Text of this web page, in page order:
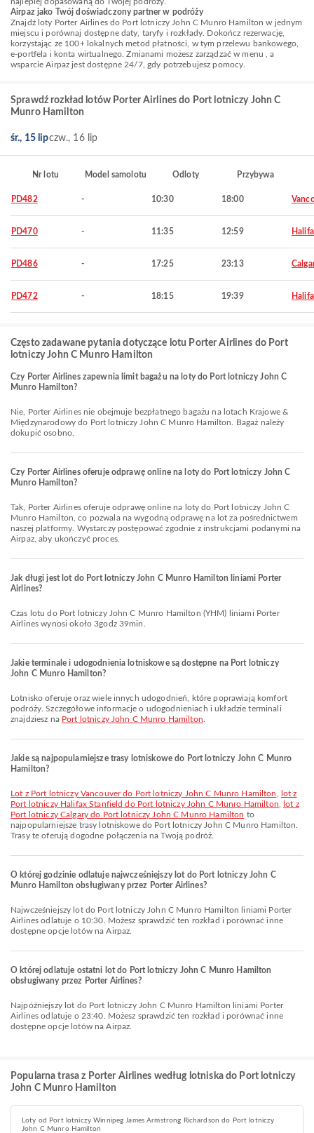
Airpaz jako Twój doświadczony partner w podróży
Znajdź loty Porter Airlines do Port lotniczy John C Munro Hamilton w jednym
miejscu i porównaj dostępne daty, taryfy i rozkłady. Dokończ rezerwację,
korzystając ze 100+ lokalnych metod płatności, w tym przelewu bankowego,
e-portfela i konta wirtualnego. Zmianami możesz zarządzać w menu , a
wsparcie Airpaz jest dostępne 24/7, gdy potrzebujesz pomocy.
Sprawdź rozkład lotów Porter Airlines do Port lotniczy John C
Munro Hamilton
śr., 15 lipczw., 16 lip
Nr lotu Model samolotu Odloty Przybywa
PD482 - 10:30 18:00
PD470 - 11:35 12:59
PD486 - 17:25 23:13
PD472 - 18:15 19:39
Często zadawane pytania dotyczące lotu Porter Airlines do Port
lotniczy John C Munro Hamilton
Czy Porter Airlines zapewnia limit bagażu na loty do Port lotniczy John C
Munro Hamilton?
Nie, Porter Airlines nie obejmuje bezpłatnego bagażu na lotach Krajowe &
Międzynarodowy do Port lotniczy John C Munro Hamilton. Bagaż należy
dokupić osobno.
Czy Porter Airlines oferuje odprawę online na loty do Port lotniczy John C
Munro Hamilton?
Tak, Porter Airlines oferuje odprawę online na loty do Port lotniczy John C
Munro Hamilton, co pozwala na wygodną odprawę na lot za pośrednictwem
naszej platformy. Wystarczy postępować zgodnie z instrukcjami podanymi na
Airpaz, aby ukończyć proces.
Jak długi jest lot do Port lotniczy John C Munro Hamilton liniami Porter
Airlines?
Czas lotu do Port lotniczy John C Munro Hamilton (YHM) liniami Porter
Airlines wynosi około 3godz 39min.
Jakie terminale i udogodnienia lotniskowe są dostępne na Port lotniczy
John C Munro Hamilton?
Lotnisko oferuje oraz wiele innych udogodnień, które poprawiają komfort
podróży. Szczegółowe informacje o udogodnieniach i układzie terminali
znajdziesz na Port lotniczy John C Munro Hamilton
Jakie są najpopularniejsze trasy lotniskowe do Port lotniczy John C Munro
Hamilton?
lot z Port lotniczy Vancouver do Port lotniczy John C Munro Hamilton
lot z
Port lotniczy Halifax Stanfield do Port lotniczy John C Munro Hamilton
lot z
Port lotniczy Calgary do Port lotniczy John C Munro Hamilton to
najpopularniejsze trasy lotniskowe do Port lotniczy John C Munro Hamilton.
Trasy te oferują dogodne połączenia na Twoją podróż.
O której godzinie odlatuje najwcześniejszy lot do Port lotniczy John C
Munro Hamilton obsługiwany przez Porter Airlines?
Najwcześniejszy lot do Port lotniczy John C Munro Hamilton liniami Porter
Airlines odlatuje o 10:30. Możesz sprawdzić ten rozkład i porównać inne
dostępne opcje lotów na Airpaz.
O której odlatuje ostatni lot do Port lotniczy John C Munro Hamilton
obsługiwany przez Porter Airlines?
Najpóźniejszy lot do Port lotniczy John C Munro Hamilton liniami Porter
Airlines odlatuje o 23:40. Możesz sprawdzić ten rozkład i porównać inne
dostępne opcje lotów na Airpaz.
Popularna trasa z Porter Airlines według lotniska do Port lotniczy
John C Munro Hamilton
Loty od Port lotniczy Winnipeg James Armstrong Richardson do Port lotniczy
John C Munro Hamilton